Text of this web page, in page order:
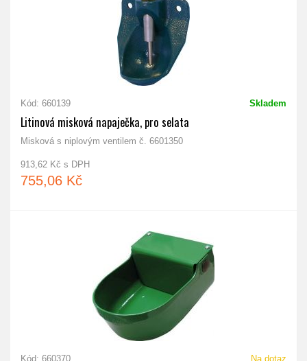
Kód: 660139 Skladem
Litinová misková napaječka, pro selata
Misková s niplovým ventilem č. 6601350
913,62 Kč s DPH
755,06 Kč
Kód: 660370 Na dotaz